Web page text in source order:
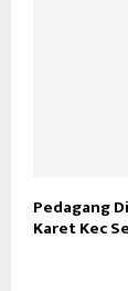
Pedagang
Karet Kec